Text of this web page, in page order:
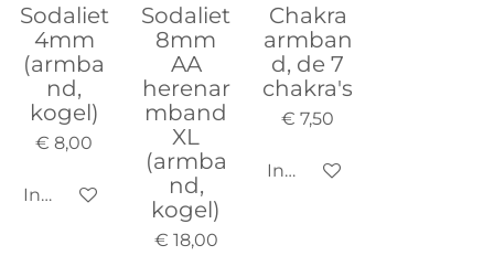
Sodaliet
4mm
(armba
nd,
kogel)
€ 8,00
In winkelwagen
Sodaliet
8mm
AA
herenar
mband
XL
(armba
nd,
kogel)
€ 18,00
Chakra
armban
d, de 7
chakra's
€ 7,50
In winkelwagen